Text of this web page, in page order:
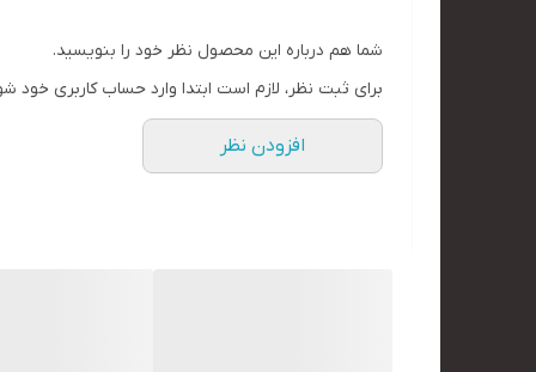
شما هم درباره این محصول نظر خود را بنویسید.
برای ثبت نظر، لازم است ابتدا وارد حساب کاربری خود
افزودن نظر